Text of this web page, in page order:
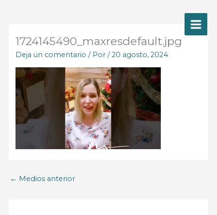
1724145490_maxresdefault.jpg
Deja un comentario / Por/20 agosto, 2024
← Medios anterior